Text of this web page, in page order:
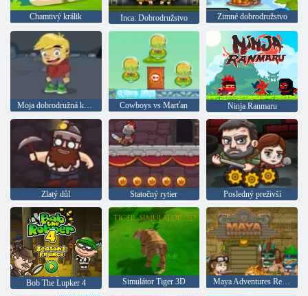
Chamtivý králik Inca: Dobrodružstvo Zimné dobrodružstvo
Moja dobrodružná kniha 2 Cowboys vs Marťan Ninja Ranmaru
Zlatý důl Statočný rytier Posledný preživší
Bob The Lupker 4 Simulátor Tiger 3D Maya Adventures Remastering